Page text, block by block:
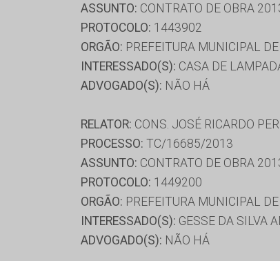
ASSUNTO: CONTRATO DE OBRA
PROTOCOLO: 1443902
ORGÃO: PREFEITURA MUNICIPAL
INTERESSADO(S): CASA DE
ADVOGADO(S): NÃO HÁ
RELATOR: CONS. JOSÉ RICARDO
PROCESSO: TC/16685/2013
ASSUNTO: CONTRATO DE OBRA
PROTOCOLO: 1449200
ORGÃO: PREFEITURA MUNICIPAL
INTERESSADO(S): GESSE DA SILVA
ADVOGADO(S): NÃO HÁ